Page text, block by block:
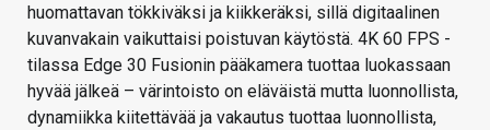
huomattavan tökkiväksi ja kiikkeräksi, sillä digitaalinen
kuvanvakain vaikuttaisi poistuvan käytöstä. 4K 60 FPS -
tilassa Edge 30 Fusionin pääkamera tuottaa luokassaan
hyvää jälkeä – värintoisto on eläväistä mutta luonnollista,
dynamiikka kiitettävää ja vakautus tuottaa luonnollista,